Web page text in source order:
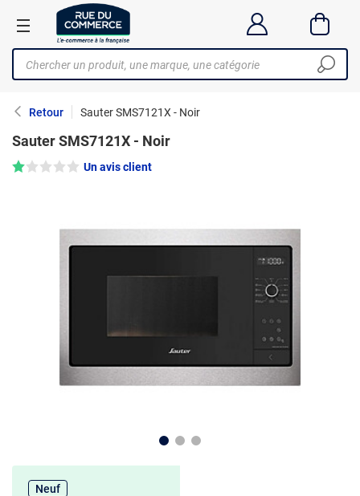
Retour Sauter SMS7121X - Noir
Sauter SMS7121X - Noir
Note : 1/5 — Un avis client
Neuf